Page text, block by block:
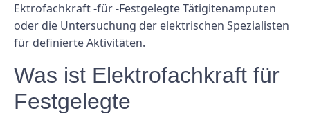
Ektrofachkraft -für -Festgelegte Tätigitenamputen
oder die Untersuchung der elektrischen Spezialisten
für definierte Aktivitäten.
Was ist Elektrofachkraft für
Festgelegte